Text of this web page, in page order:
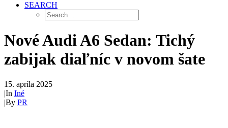
SEARCH
Nové Audi A6 Sedan: Tichý
zabijak diaľníc v novom šate
15. apríla 2025
|In Iné
|By PR